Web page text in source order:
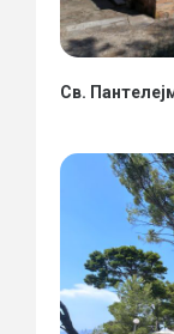
Св.